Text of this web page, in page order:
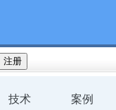
技术 案例